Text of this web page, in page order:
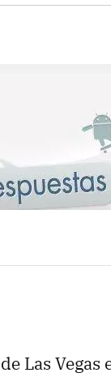
de Las Vegas